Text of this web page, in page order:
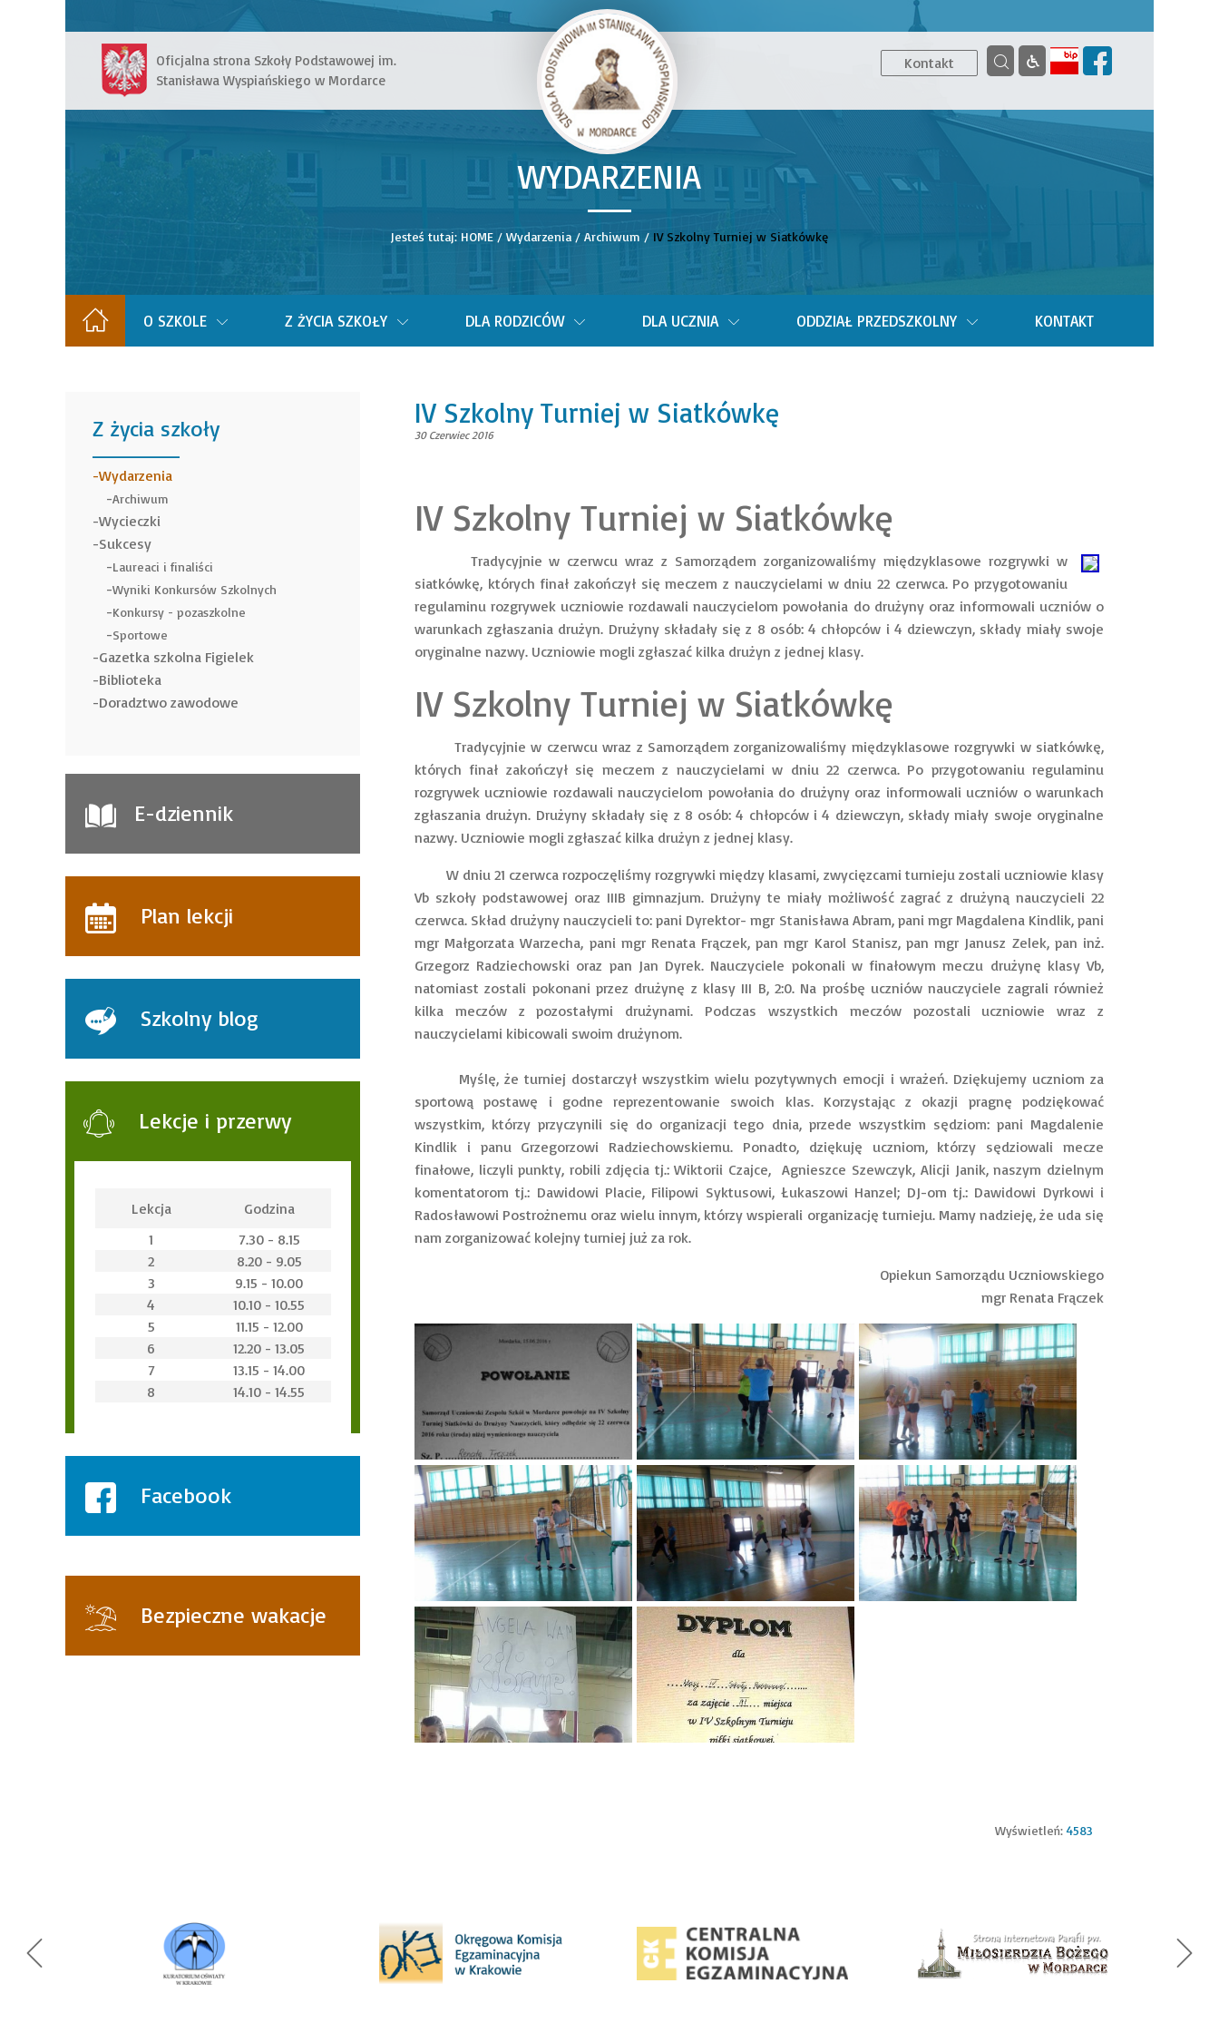
WYDARZENIA
__
Jesteś tutaj: HOME / Wydarzenia / Archiwum / IV Szkolny Turniej w Siatkówkę
Oficjalna strona Szkoły Podstawowej im.
Stanisława Wyspiańskiego w Mordarce
Kontakt
O SZKOLE Z ŻYCIA SZKOŁY DLA RODZICÓW DLA UCZNIA ODDZIAŁ PRZEDSZKOLNY KONTAKT
Z życia szkoły
______
Wydarzenia
Archiwum
Wycieczki
Sukcesy
Laureaci i finaliści
Wyniki Konkursów Szkolnych
Konkursy - pozaszkolne
Sportowe
Gazetka szkolna Figielek
Biblioteka
Doradztwo zawodowe
E-dziennik
Plan lekcji
Szkolny blog
Lekcje i przerwy
Lekcja
Godzina
1
7.30 - 8.15
2
8.20 - 9.05
3
9.15 - 10.00
4
10.10 - 10.55
5
11.15 - 12.00
6
12.20 - 13.05
7
13.15 - 14.00
8
14.10 - 14.55
Facebook
Bezpieczne wakacje
IV Szkolny Turniej w Siatkówkę
30 Czerwiec 2016
IV Szkolny Turniej w Siatkówkę
Tradycyjnie w czerwcu wraz z Samorządem zorganizowaliśmy międzyklasowe rozgrywki w
siatkówkę, których finał zakończył się meczem z nauczycielami w dniu 22 czerwca. Po przygotowaniu
regulaminu rozgrywek uczniowie rozdawali nauczycielom powołania do drużyny oraz informowali uczniów o
warunkach zgłaszania drużyn. Drużyny składały się z 8 osób: 4 chłopców i 4 dziewczyn, składy miały swoje
oryginalne nazwy. Uczniowie mogli zgłaszać kilka drużyn z jednej klasy.
IV Szkolny Turniej w Siatkówkę
Tradycyjnie w czerwcu wraz z Samorządem zorganizowaliśmy międzyklasowe rozgrywki w siatkówkę,
których finał zakończył się meczem z nauczycielami w dniu 22 czerwca. Po przygotowaniu regulaminu
rozgrywek uczniowie rozdawali nauczycielom powołania do drużyny oraz informowali uczniów o warunkach
zgłaszania drużyn. Drużyny składały się z 8 osób: 4 chłopców i 4 dziewczyn, składy miały swoje oryginalne
nazwy. Uczniowie mogli zgłaszać kilka drużyn z jednej klasy.
W dniu 21 czerwca rozpoczęliśmy rozgrywki między klasami, zwycięzcami turnieju zostali uczniowie klasy
Vb szkoły podstawowej oraz IIIB gimnazjum. Drużyny te miały możliwość zagrać z drużyną nauczycieli 22
czerwca. Skład drużyny nauczycieli to: pani Dyrektor- mgr Stanisława Abram, pani mgr Magdalena Kindlik, pani
mgr Małgorzata Warzecha, pani mgr Renata Frączek, pan mgr Karol Stanisz, pan mgr Janusz Zelek, pan inż.
Grzegorz Radziechowski oraz pan Jan Dyrek. Nauczyciele pokonali w finałowym meczu drużynę klasy Vb,
natomiast zostali pokonani przez drużynę z klasy III B, 2:0. Na prośbę uczniów nauczyciele zagrali również
kilka meczów z pozostałymi drużynami. Podczas wszystkich meczów pozostali uczniowie wraz z
nauczycielami kibicowali swoim drużynom.
Myślę, że turniej dostarczył wszystkim wielu pozytywnych emocji i wrażeń. Dziękujemy uczniom za
sportową postawę i godne reprezentowanie swoich klas. Korzystając z okazji pragnę podziękować
wszystkim, którzy przyczynili się do organizacji tego dnia, przede wszystkim sędziom: pani Magdalenie
Kindlik i panu Grzegorzowi Radziechowskiemu. Ponadto, dziękuję uczniom, którzy sędziowali mecze
finałowe, liczyli punkty, robili zdjęcia tj.: Wiktorii Czajce, Agnieszce Szewczyk, Alicji Janik, naszym dzielnym
komentatorom tj.: Dawidowi Placie, Filipowi Syktusowi, Łukaszowi Hanzel; DJ-om tj.: Dawidowi Dyrkowi i
Radosławowi Postrożnemu oraz wielu innym, którzy wspierali organizację turnieju. Mamy nadzieję, że uda się
nam zorganizować kolejny turniej już za rok.
Opiekun Samorządu Uczniowskiego
mgr Renata Frączek
Wyświetleń:4583